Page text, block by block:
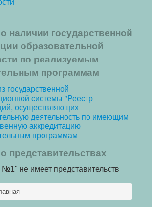
наличии государственной
образовательной
по реализуемым
программам
государственной
системы "Реестр
осуществляющих
деятельность по имеющим
аккредитацию
программам
представительствах
не имеет представительств